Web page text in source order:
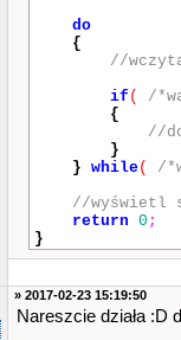
do
{
//
if ( /
{
//
}
} while( /
//wyświetl
return 0 ;
}
» 2017-02-23 15:19:50
Nareszcie działa :D